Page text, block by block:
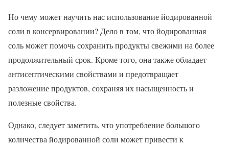
Но чему может научить нас использование йодированной
соли в консервировании? Дело в том, что йодированная
соль может помочь сохранить продукты свежими на более
продолжительный срок. Кроме того, она также обладает
антисептическими свойствами и предотвращает
разложение продуктов, сохраняя их насыщенность и
полезные свойства.
Однако, следует заметить, что употребление большого
количества йодированной соли может привести к